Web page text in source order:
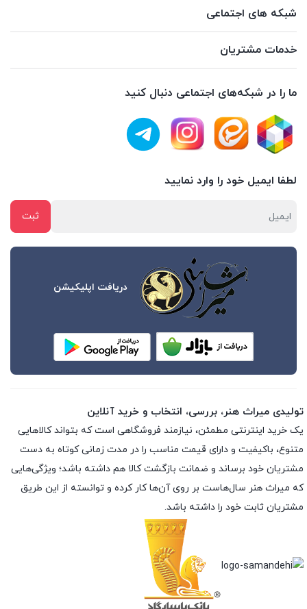
شبکه های اجتماعی
خدمات مشتریان
ما را در شبکه‌های اجتماعی دنبال کنید
لطفا ایمیل خود را وارد نمایید
دریافت اپلیکیشن
تولیدی میراث هنر، بررسی، انتخاب و خرید آنلاین
یک خرید اینترنتی مطمئن، نیازمند فروشگاهی است که بتواند کالاهایی
متنوع، باکیفیت و دارای قیمت مناسب را در مدت زمانی کوتاه به دست
مشتریان خود برساند و ضمانت بازگشت کالا هم داشته باشد؛ ویژگی‌هایی
که میراث هنر سال‌هاست بر روی آن‌ها کار کرده و توانسته از این طریق
مشتریان ثابت خود را داشته باشد.